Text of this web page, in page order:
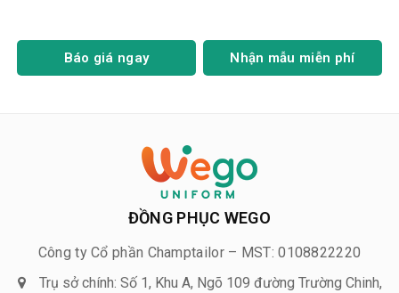
Báo giá ngay Nhận mẫu miễn phí
ĐỒNG PHỤC WEGO
Công ty Cổ phần Champtailor – MST: 0108822220
Trụ sở chính: Số 1, Khu A, Ngõ 109 đường Trường Chinh,